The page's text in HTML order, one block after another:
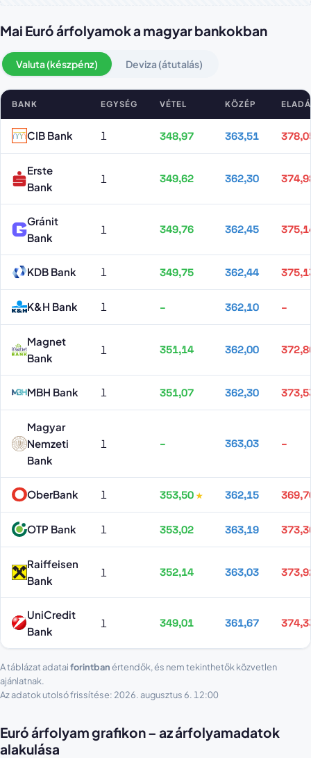
Mai Euró árfolyamok a magyar bankokban
Valuta (készpénz) Deviza (átutalás)
Euró árfolyamok bankonként
BANK EGYSÉG VÉTEL KÖZÉP
CIB Bank 1 348,97 363,51
Erste
Bank
1 349,62 362,30
Gránit
Bank
1 349,76 362,45
KDB Bank 1 349,75 362,44
K&H Bank 1 – 362,10 –
Magnet
Bank
1 351,14 362,00
MBH Bank 1 351,07 362,30
Magyar
Nemzeti
Bank
1 – 363,03 –
OberBank 1 353,50 362,15
OTP Bank 1 353,02 363,19
Raiffeisen
Bank
1 352,14 363,03
UniCredit
Bank
1 349,01 361,67
A táblázat adataiforintbanértendők, és nem tekinthetők közvetlen
ajánlatnak.
Az adatok utolsó frissítése: 2026. augusztus 6. 12:00
Euró árfolyam grafikon – az árfolyamadatok
alakulása